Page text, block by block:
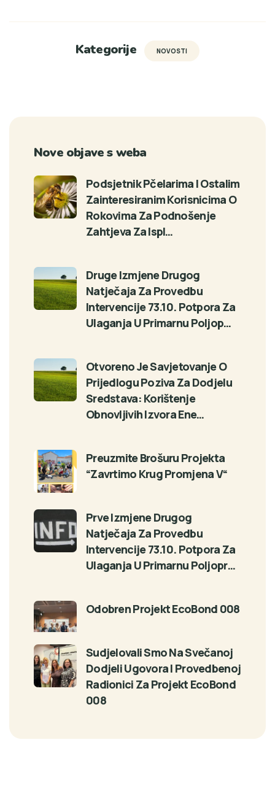
Kategorije NOVOSTI
Nove objave s weba
Podsjetnik Pčelarima I Ostalim
Zainteresiranim Korisnicima O
Rokovima Za Podnošenje
Zahtjeva Za Ispl…
Druge Izmjene Drugog
Natječaja Za Provedbu
Intervencije 73.10. Potpora Za
Ulaganja U Primarnu Poljop…
Otvoreno Je Savjetovanje O
Prijedlogu Poziva Za Dodjelu
Sredstava: Korištenje
Obnovljivih Izvora Ene…
Preuzmite Brošuru Projekta
“Zavrtimo Krug Promjena V“
Prve Izmjene Drugog
Natječaja Za Provedbu
Intervencije 73.10. Potpora Za
Ulaganja U Primarnu Poljopr…
Odobren Projekt EcoBond 008
Sudjelovali Smo Na Svečanoj
Dodjeli Ugovora I Provedbenoj
Radionici Za Projekt EcoBond
008